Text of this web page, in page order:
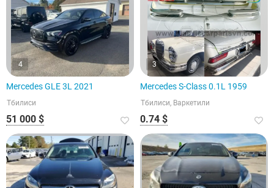
4
Mercedes GLE 3L 2021
Тбилиси
51 000 $
3
Mercedes S-Class 0.1L 1959
Тбилиси, Варкетили
0.74 $